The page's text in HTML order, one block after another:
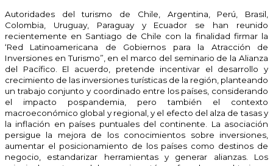
Autoridades del turismo de Chile, Argentina, Perú, Brasil,
Colombia, Uruguay, Paraguay y Ecuador se han reunido
recientemente en Santiago de Chile con la finalidad firmar la
‘Red Latinoamericana de Gobiernos para la Atracción de
Inversiones en Turismo”, en el marco del seminario de la Alianza
del Pacífico. El acuerdo, pretende incentivar el desarrollo y
crecimiento de las inversiones turísticas de la región, planteando
un trabajo conjunto y coordinado entre los países, considerando
el impacto pospandemia, pero también el contexto
macroeconómico global y regional, y el efecto del alza de tasas y
la inflación en países puntuales del continente. La asociación
persigue la mejora de los conocimientos sobre inversiones,
aumentar el posicionamiento de los países como destinos de
negocio, estandarizar herramientas y generar alianzas. Los